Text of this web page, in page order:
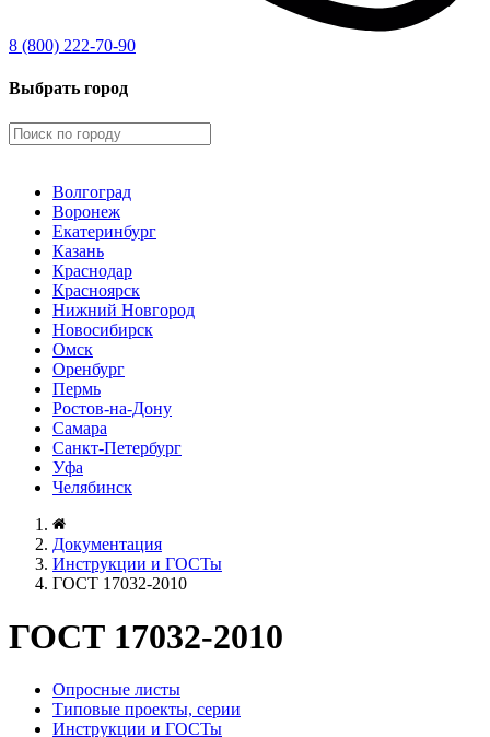
8 (800) 222-70-90
Выбрать город
Волгоград
Воронеж
Екатеринбург
Казань
Краснодар
Красноярск
Нижний Новгород
Новосибирск
Омск
Оренбург
Пермь
Ростов-на-Дону
Самара
Санкт-Петербург
Уфа
Челябинск
Документация
Инструкции и ГОСТы
ГОСТ 17032-2010
ГОСТ 17032-2010
Опросные листы
Типовые проекты, серии
Инструкции и ГОСТы